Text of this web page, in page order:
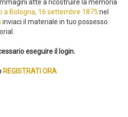
atte a ricostruire la memoria
a Bologna, 16 settembre 1875 nel
inviaci il materiale in tuo possesso.
eseguire il login.
REGISTRATI ORA